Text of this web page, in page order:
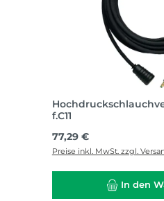
f.C11
Regulärer Preis:
77,29 €
Preise inkl. MwSt. zzgl.
In den